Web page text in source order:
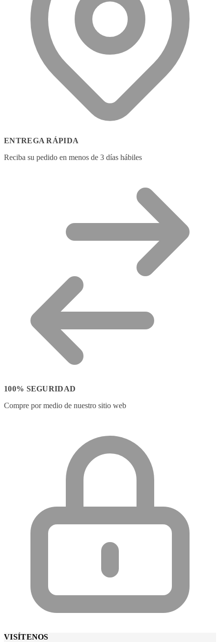
ENTREGA RÁPIDA
Reciba su pedido en menos de 3 días hábiles
100% SEGURIDAD
Compre por medio de nuestro sitio web
VISÍTENOS